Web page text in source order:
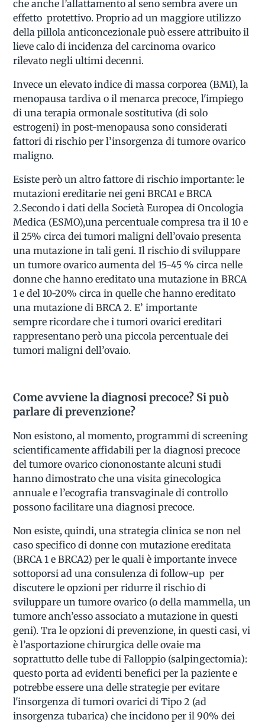
che anche l’allattamento al seno sembra avere un
effetto protettivo. Proprio ad un maggiore utilizzo
della pillola anticoncezionale può essere attribuito il
lieve calo di incidenza del carcinoma ovarico
rilevato negli ultimi decenni.
Invece un elevato indice di massa corporea (BMI), la
menopausa tardiva o il menarca precoce, l'impiego
di una terapia ormonale sostitutiva (di solo
estrogeni) in post-menopausa sono considerati
fattori di rischio per l’insorgenza di tumore ovarico
maligno.
Esiste però un altro fattore di rischio importante: le
mutazioni ereditarie nei geni BRCA1 e BRCA
2.Secondo i dati della Società Europea di Oncologia
Medica (ESMO),una percentuale compresa tra il 10 e
il 25% circa dei tumori maligni dell’ovaio presenta
una mutazione in tali geni. Il rischio di sviluppare
un tumore ovarico aumenta del 15-45 % circa nelle
donne che hanno ereditato una mutazione in BRCA
1 e del 10-20% circa in quelle che hanno ereditato
una mutazione di BRCA 2. E’ importante
sempre ricordare che i tumori ovarici ereditari
rappresentano però una piccola percentuale dei
tumori maligni dell’ovaio.
Come avviene la diagnosi precoce? Si può
parlare di prevenzione?
Non esistono, al momento, programmi di screening
scientificamente affidabili per la diagnosi precoce
del tumore ovarico ciononostante alcuni studi
hanno dimostrato che una visita ginecologica
annuale e l’ecografia transvaginale di controllo
possono facilitare una diagnosi precoce.
Non esiste, quindi, una strategia clinica se non nel
caso specifico di donne con mutazione ereditata
(BRCA 1 e BRCA2) per le quali è importante invece
sottoporsi ad una consulenza di follow-up per
discutere le opzioni per ridurre il rischio di
sviluppare un tumore ovarico (o della mammella, un
tumore anch’esso associato a mutazione in questi
geni). Tra le opzioni di prevenzione, in questi casi, vi
è l’asportazione chirurgica delle ovaie ma
soprattutto delle tube di Falloppio (salpingectomia):
questo porta ad evidenti benefici per la paziente e
potrebbe essere una delle strategie per evitare
l'insorgenza di tumori ovarici di Tipo 2 (ad
insorgenza tubarica) che incidono per il 90% dei